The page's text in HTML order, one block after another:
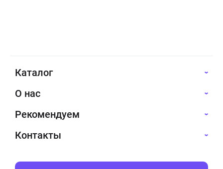
Каталог
О нас
Рекомендуем
Контакты